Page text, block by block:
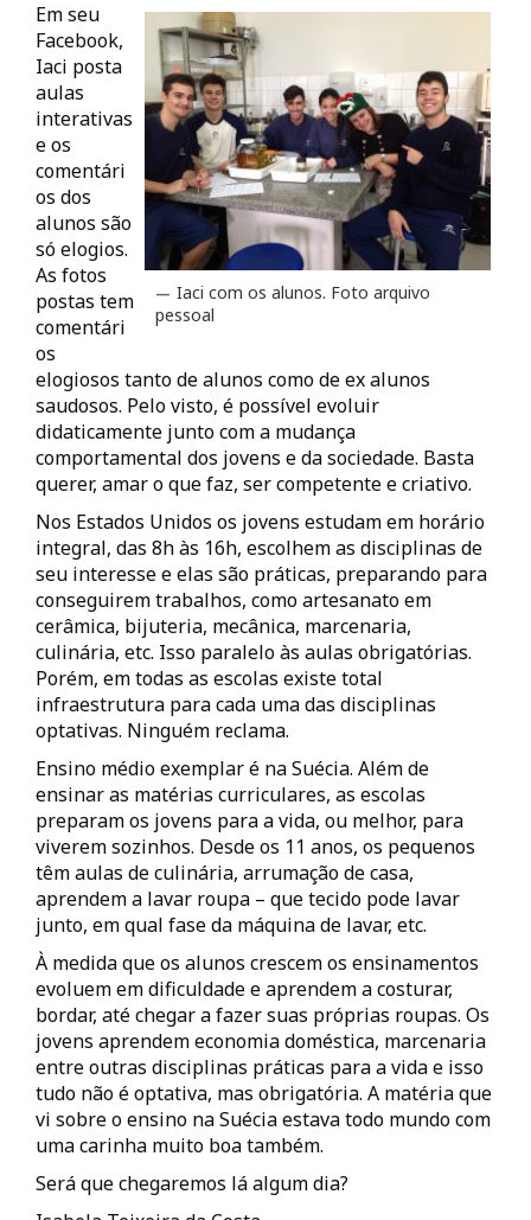
Iaci com os alunos. Foto arquivo
pessoal
Em seu
Facebook,
Iaci posta
aulas
interativas
e os
comentári
os dos
alunos são
só elogios.
As fotos
postas tem
comentári
os
elogiosos tanto de alunos como de ex alunos
saudosos. Pelo visto, é possível evoluir
didaticamente junto com a mudança
comportamental dos jovens e da sociedade. Basta
querer, amar o que faz, ser competente e criativo.
Nos Estados Unidos os jovens estudam em horário
integral, das 8h às 16h, escolhem as disciplinas de
seu interesse e elas são práticas, preparando para
conseguirem trabalhos, como artesanato em
cerâmica, bijuteria, mecânica, marcenaria,
culinária, etc. Isso paralelo às aulas obrigatórias.
Porém, em todas as escolas existe total
infraestrutura para cada uma das disciplinas
optativas. Ninguém reclama.
Ensino médio exemplar é na Suécia. Além de
ensinar as matérias curriculares, as escolas
preparam os jovens para a vida, ou melhor, para
viverem sozinhos. Desde os 11 anos, os pequenos
têm aulas de culinária, arrumação de casa,
aprendem a lavar roupa – que tecido pode lavar
junto, em qual fase da máquina de lavar, etc.
À medida que os alunos crescem os ensinamentos
evoluem em dificuldade e aprendem a costurar,
bordar, até chegar a fazer suas próprias roupas. Os
jovens aprendem economia doméstica, marcenaria
entre outras disciplinas práticas para a vida e isso
tudo não é optativa, mas obrigatória. A matéria que
vi sobre o ensino na Suécia estava todo mundo com
uma carinha muito boa também.
Será que chegaremos lá algum dia?